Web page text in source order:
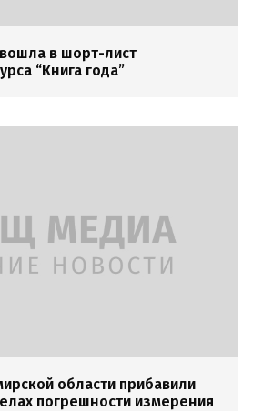
в шорт-лист
“Книга года”
области прибавили
погрешности измерения